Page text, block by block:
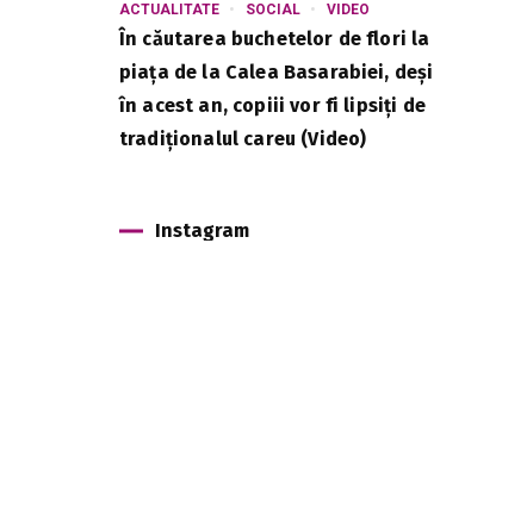
ACTUALITATE SOCIAL VIDEO
În căutarea buchetelor de flori la
piața de la Calea Basarabiei, deși
în acest an, copiii vor fi lipsiți de
tradiționalul careu (Video)
Instagram